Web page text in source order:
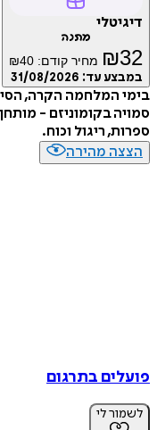
דיגיטלי
מתנה
₪32 מחיר קודם: ₪40
במבצע עד: 31/08/2026
בימי המלחמה הקרה,
סמויה בקומוניזם -
ספרות, ריגול וכוח.
הצצה מהירה
פועלים בתרגום
לשמור לי